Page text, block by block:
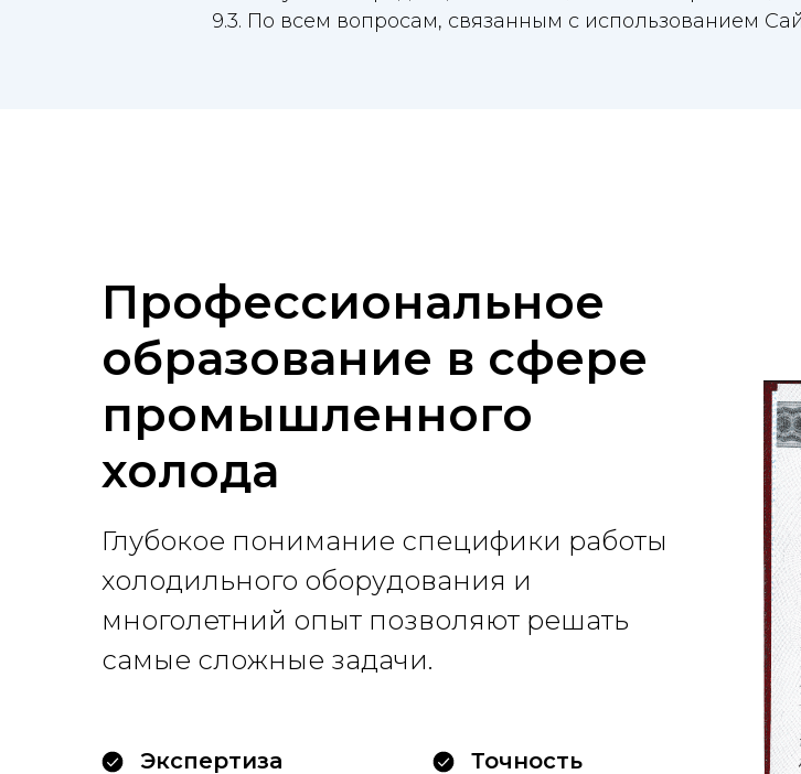
9.3. По всем вопросам, связанным с использованием
Профессиональное
образование в сфере
промышленного
холода
Глубокое понимание специфики работы
холодильного оборудования и
многолетний опыт позволяют решать
самые сложные задачи.
Экспертиза Точность